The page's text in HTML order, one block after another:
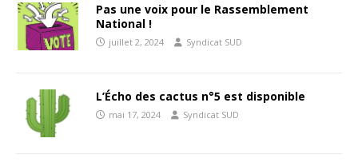
Pas une voix pour le Rassemblement
National !
juillet 2, 2024 Syndicat SUD
L’Écho des cactus n°5 est disponible
mai 17, 2024 Syndicat SUD